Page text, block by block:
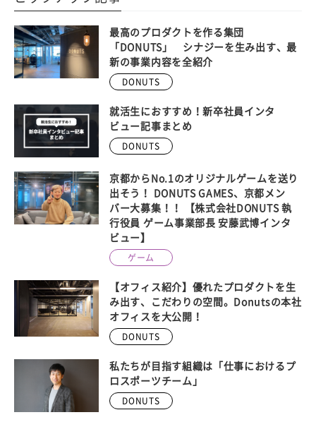
最高のプロダクトを作る集団
「DONUTS」 シナジーを生み出す、最
新の事業内容を全紹介
DONUTS
就活生におすすめ！新卒社員インタ
ビュー記事まとめ
DONUTS
京都からNo.1のオリジナルゲームを送り
出そう！ DONUTS GAMES、京都メン
バー大募集！！ 【株式会社DONUTS 執
行役員 ゲーム事業部長 安藤武博インタ
ビュー】
ゲーム
【オフィス紹介】優れたプロダクトを生
み出す、こだわりの空間。Donutsの本社
オフィスを大公開！
DONUTS
私たちが目指す組織は「仕事におけるプ
ロスポーツチーム」
DONUTS